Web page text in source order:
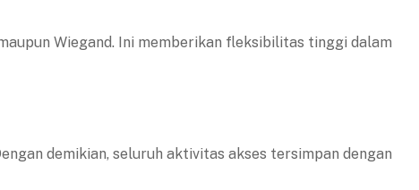
Wiegand. Ini memberikan fleksibilitas tinggi dalam
demikian, seluruh aktivitas akses tersimpan dengan